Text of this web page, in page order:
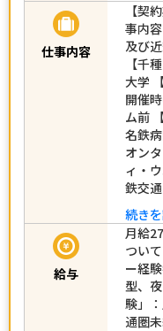
仕事内容
【契
事内
及び
【千
大学
開催
ム前
名鉄
オン
ィ・
鉄交
続き
給与
月給
つい
ー経
型、
験」
通圏